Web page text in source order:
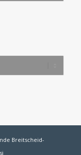
Breitscheid-